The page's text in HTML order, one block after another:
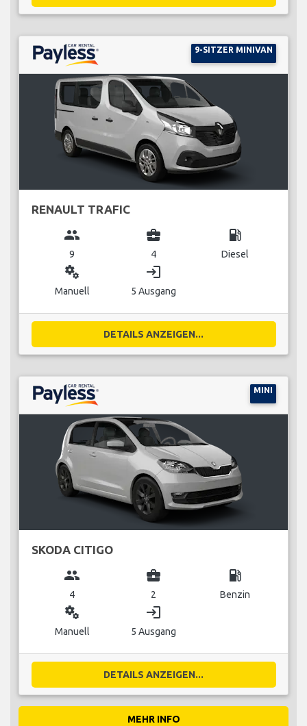
9-SITZER MINIVAN
RENAULT TRAFIC
group
9
business_center
4
local_gas_station
Diesel
miscellaneous_services
Manuell
login
5 Ausgang
DETAILS ANZEIGEN...
MINI
SKODA CITIGO
group
4
business_center
2
local_gas_station
Benzin
miscellaneous_services
Manuell
login
5 Ausgang
DETAILS ANZEIGEN...
MEHR INFO